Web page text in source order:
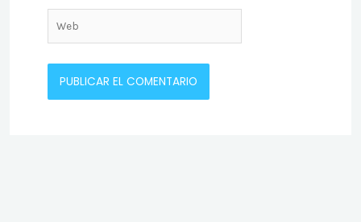
Web